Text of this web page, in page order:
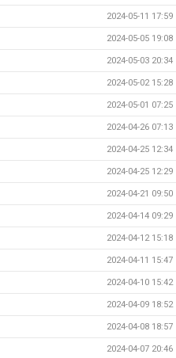
2024-05-11 17:59
2024-05-05 19:08
2024-05-03 20:34
2024-05-02 15:28
2024-05-01 07:25
2024-04-26 07:13
2024-04-25 12:34
2024-04-25 12:29
2024-04-21 09:50
2024-04-14 09:29
2024-04-12 15:18
2024-04-11 15:47
2024-04-10 15:42
2024-04-09 18:52
2024-04-08 18:57
2024-04-07 20:46